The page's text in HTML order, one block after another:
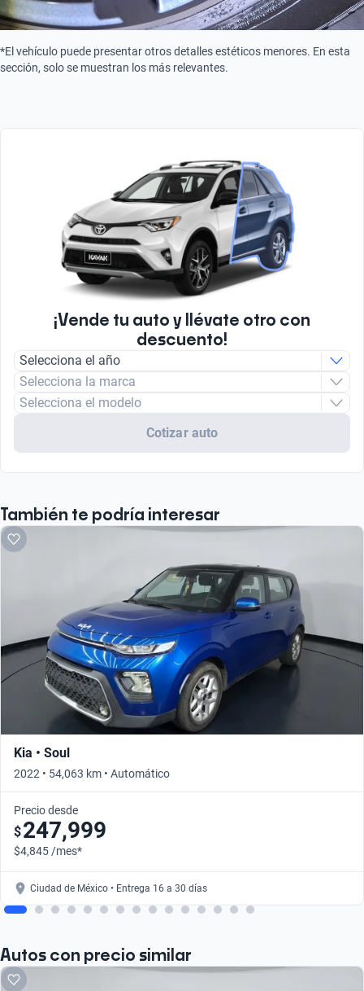
*El vehículo puede presentar otros detalles estéticos menores. En esta
sección, solo se muestran los más relevantes.
¡Vende tu auto y llévate otro con
descuento!
Selecciona el año
Selecciona la marca
Selecciona el modelo
Cotizar auto
También te podría interesar
Kia • Soul
2022 • 54,063 km • Automático
Precio desde
$247,999
$4,845 /mes*
Ciudad de México • Entrega 16 a 30 días
Autos con precio similar